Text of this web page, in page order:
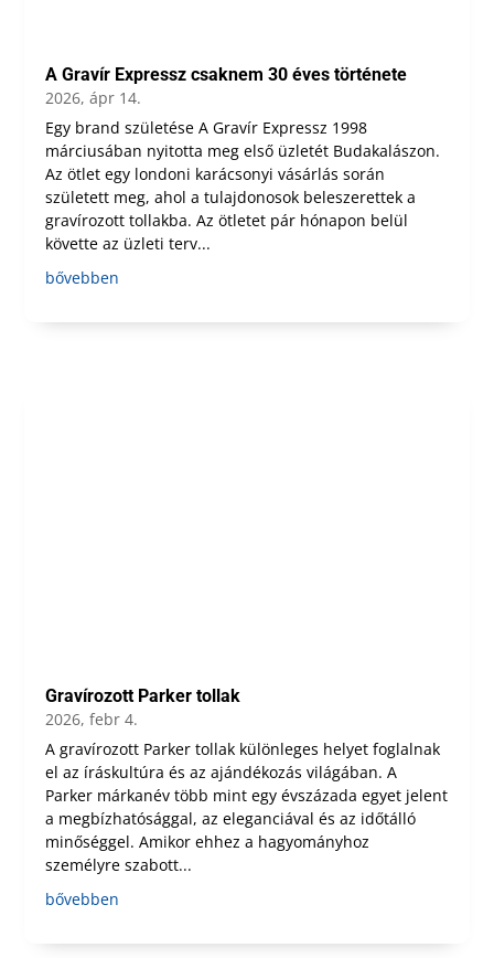
A Gravír Expressz csaknem 30 éves története
2026, ápr 14.
Egy brand születése A Gravír Expressz 1998
márciusában nyitotta meg első üzletét Budakalászon.
Az ötlet egy londoni karácsonyi vásárlás során
született meg, ahol a tulajdonosok beleszerettek a
gravírozott tollakba. Az ötletet pár hónapon belül
követte az üzleti terv...
bővebben
Gravírozott Parker tollak
2026, febr 4.
A gravírozott Parker tollak különleges helyet foglalnak
el az íráskultúra és az ajándékozás világában. A
Parker márkanév több mint egy évszázada egyet jelent
a megbízhatósággal, az eleganciával és az időtálló
minőséggel. Amikor ehhez a hagyományhoz
személyre szabott...
bővebben